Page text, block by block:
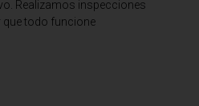
Realizamos inspecciones
que todo funcione